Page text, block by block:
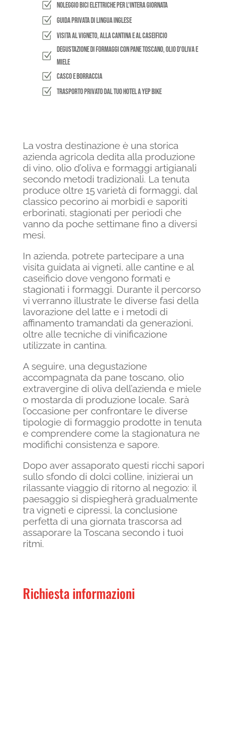
Z Noleggio bici elettriche per l'intera giornata
Z Guida privata di lingua inglese
Z Visita al vigneto, alla cantina e al caseificio
Z
Degustazione di formaggi con pane toscano, olio d'oliva e
miele
Z Casco e borraccia
Z Trasporto privato dal tuo hotel a Yep Bike
La vostra destinazione è una storica
azienda agricola dedita alla produzione
di vino, olio d’oliva e formaggi artigianali
secondo metodi tradizionali. La tenuta
produce oltre 15 varietà di formaggi, dal
classico pecorino ai morbidi e saporiti
erborinati, stagionati per periodi che
vanno da poche settimane fino a diversi
mesi.
In azienda, potrete partecipare a una
visita guidata ai vigneti, alle cantine e al
caseificio dove vengono formati e
stagionati i formaggi. Durante il percorso
vi verranno illustrate le diverse fasi della
lavorazione del latte e i metodi di
affinamento tramandati da generazioni,
oltre alle tecniche di vinificazione
utilizzate in cantina.
A seguire, una degustazione
accompagnata da pane toscano, olio
extravergine di oliva dell’azienda e miele
o mostarda di produzione locale. Sarà
l’occasione per confrontare le diverse
tipologie di formaggio prodotte in tenuta
e comprendere come la stagionatura ne
modifichi consistenza e sapore.
Dopo aver assaporato questi ricchi sapori
sullo sfondo di dolci colline, inizierai un
rilassante viaggio di ritorno al negozio: il
paesaggio si dispiegherà gradualmente
tra vigneti e cipressi, la conclusione
perfetta di una giornata trascorsa ad
assaporare la Toscana secondo i tuoi
ritmi.
Richiesta informazioni